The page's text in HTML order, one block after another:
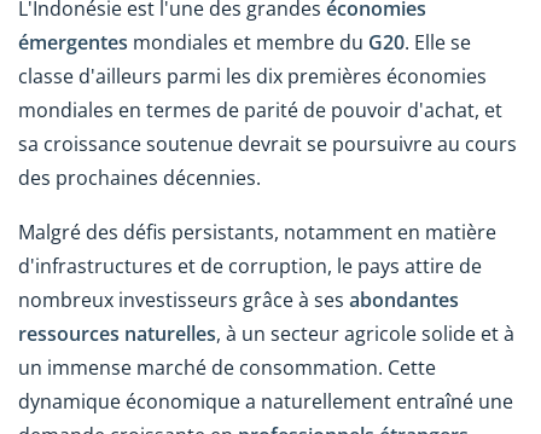
L'Indonésie est l'une des grandes économies
émergentes mondiales et membre du G20. Elle se
classe d'ailleurs parmi les dix premières économies
mondiales en termes de parité de pouvoir d'achat, et
sa croissance soutenue devrait se poursuivre au cours
des prochaines décennies.
Malgré des défis persistants, notamment en matière
d'infrastructures et de corruption, le pays attire de
nombreux investisseurs grâce à ses abondantes
ressources naturelles, à un secteur agricole solide et à
un immense marché de consommation. Cette
dynamique économique a naturellement entraîné une